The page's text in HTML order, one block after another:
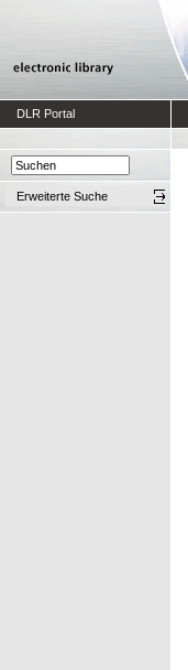
DLR Portal
Erweiterte Suche